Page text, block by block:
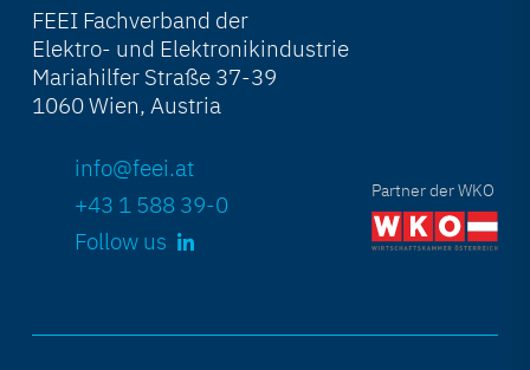
FEEI Fachverband der
Elektro- und Elektronikindustrie
Mariahilfer Straße 37-39
1060 Wien, Austria
info@feei.at
+43 1 588 39-0
Follow us
Partner der WKO